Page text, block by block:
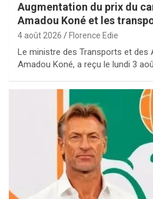
Augmentation du prix du
Amadou Koné et les
4 août 2026 Florence Edie
Le ministre des Transports et des
Amadou Koné, a reçu le lundi 3